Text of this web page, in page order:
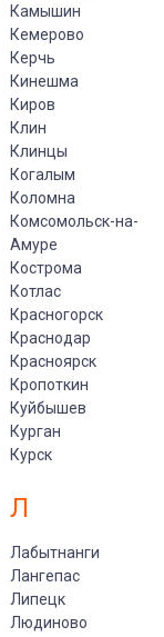
Камышин
Кемерово
Керчь
Кинешма
Киров
Клин
Клинцы
Когалым
Коломна
Комсомольск-на-
Амуре
Кострома
Котлас
Красногорск
Краснодар
Красноярск
Кропоткин
Куйбышев
Курган
Курск
Л
Лабытнанги
Лангепас
Липецк
Людиново